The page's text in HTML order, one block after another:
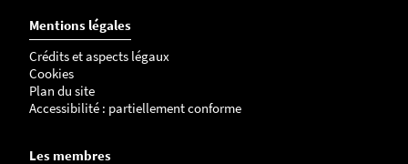
Mentions légales
Crédits et aspects légaux
Cookies
Plan du site
Accessibilité : partiellement conforme
Les membres